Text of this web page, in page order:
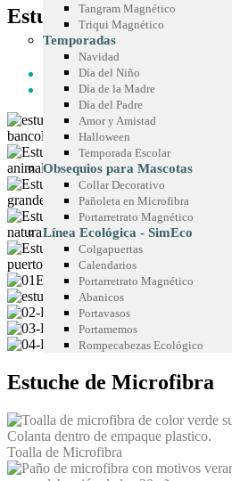
Tangram Magnético
Triqui Magnético
Temporadas
Navidad
Día del Niño
Día de la Madre
Día del Padre
Amor y Amistad
Halloween
Temporada Escolar
Obsequios para Mascotas
Collar Decorativo
Pañoleta en Microfibra
Portarretrato Magnético
Línea Ecológica - SimEco
Colgapuertas
Calendarios
Portarretrato Magnético
Abanicos
Portavasos
Portamemos
Rompecabezas Ecológico
Estuche de Microfibra
HOME
TEXTILES PROMOCIONALES
ESTUCHE DE MICROFIBRA
Estuche de Microfibra
Toalla de Microfibra